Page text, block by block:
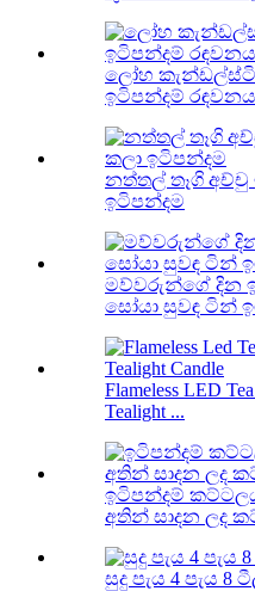
ලෝහ
ඉටිපන්දම් රඳවනය
නත්තල් තෑගි
ඉටිපන්දම
මව්වරුන්ගේ දින
සෝයා සුවඳ ටින්
Flameless LED
Tealight ...
ඉටිපන්දම්
අතින් සාදන ලද
සුදු පැය 4 පැය 8